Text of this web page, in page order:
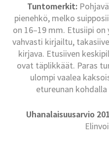
Tuntomerkit:
pienehkö, melko
on 16–19 mm. Etusiipi
vahvasti kirjailtu,
kirjava. Etusiiven
ovat täplikkäät. Paras
ulompi vaalea
etureunan
Uhanalaisuusarvio